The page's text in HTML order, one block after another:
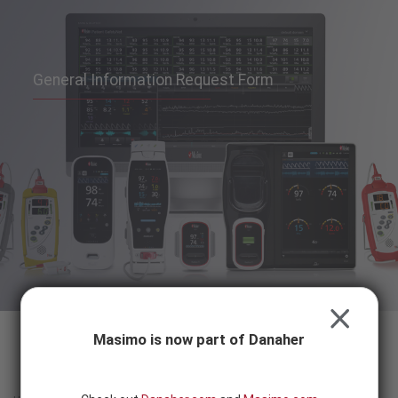
-
BUTTON
General Information Request Form
Masimo is now part of Danaher
CLOSE